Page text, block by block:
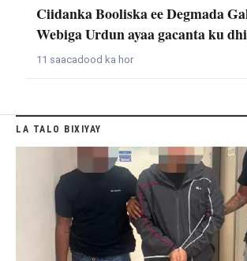
Ciidanka Booliska ee Degmada
Webiga Urdun ayaa gacanta ku
11 saacadood ka hor
LA TALO BIXIYAY